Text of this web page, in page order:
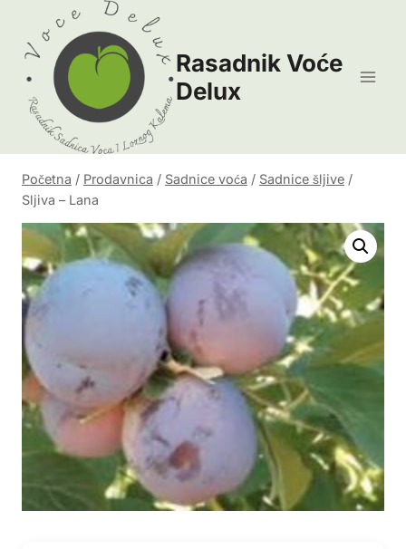
content
Rasadnik Voće
Delux
Početna / Prodavnica / Sadnice voća / Sadnice šljive /
Sljiva – Lana